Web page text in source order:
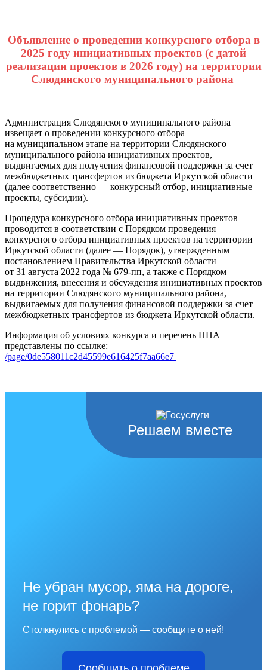
Объявление о проведении конкурсного отбора в
2025 году инициативных проектов (с датой
реализации проектов в 2026 году) на территории
Слюдянского муниципального района
Администрация Слюдянского муниципального района
извещает о проведении конкурсного отбора
на муниципальном этапе на территории Слюдянского
муниципального района инициативных проектов,
выдвигаемых для получения финансовой поддержки за счет
межбюджетных трансфертов из бюджета Иркутской области
(далее соответственно — конкурсный отбор, инициативные
проекты, субсидии).
Процедура конкурсного отбора инициативных проектов
проводится в соответствии с Порядком проведения
конкурсного отбора инициативных проектов на территории
Иркутской области (далее — Порядок), утвержденным
постановлением Правительства Иркутской области
от 31 августа 2022 года № 679-пп, а также с Порядком
выдвижения, внесения и обсуждения инициативных проектов
на территории Слюдянского муниципального района,
выдвигаемых для получения финансовой поддержки за счет
межбюджетных трансфертов из бюджета Иркутской области.
Информация об условиях конкурса и перечень НПА
представлены по ссылке:
/page/0de558011c2d45599e616425f7aa66e7
Решаем вместе
Не убран мусор, яма на дороге,
не горит фонарь?
Столкнулись с проблемой — сообщите о ней!